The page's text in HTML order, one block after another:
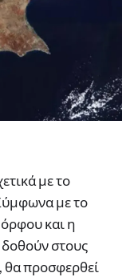
με το
με το
και η
στους
θα προσφερθεί